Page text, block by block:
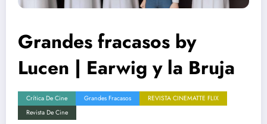
Grandes fracasos by
Lucen | Earwig y la Bruja
Crítica De Cine Grandes Fracasos
REVISTA CINEMATTE FLIX
Revista De Cine